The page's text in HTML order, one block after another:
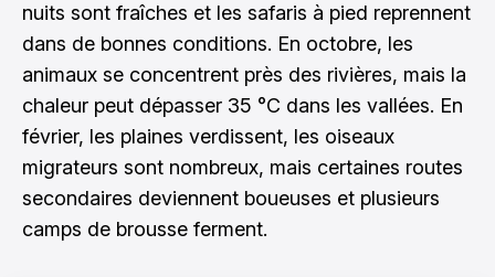
nuits sont fraîches et les safaris à pied reprennent
dans de bonnes conditions. En octobre, les
animaux se concentrent près des rivières, mais la
chaleur peut dépasser 35 °C dans les vallées. En
février, les plaines verdissent, les oiseaux
migrateurs sont nombreux, mais certaines routes
secondaires deviennent boueuses et plusieurs
camps de brousse ferment.